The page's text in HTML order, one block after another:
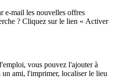
e-mail les nouvelles offres
? Cliquez sur le lien « Activer
vous pouvez l'ajouter à
ami, l'imprimer, localiser le lieu